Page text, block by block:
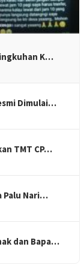
K…
Dimulai…
TMT CP…
Palu Nari…
dan Bapa…